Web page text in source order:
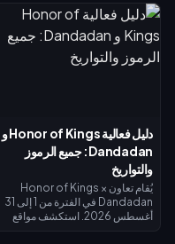
لتعطيك بالضبط 3 أضعاف الدخل
الأساسي - وليس 4 أضعاف. تبلغ
تكلفة مضاعفة الأموال 2x نحو 119
(الإجمالي 618). اشترِ مضاعفة الأموال
دليل فعالية Honor of Kings و
Dandadan: جميع الرموز
والتواريخ
يُقام تعاون Honor of Kings ×
Dandadan في الفترة من 1 إلى 31
أغسطس 2026. استكشف مواقع